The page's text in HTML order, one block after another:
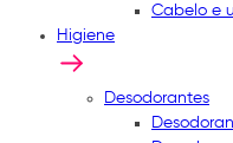
Cabelo e
Higiene
Desodorantes